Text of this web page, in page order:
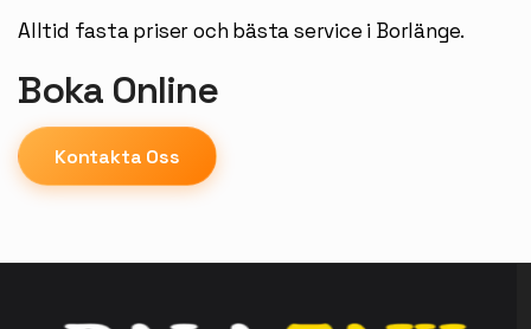
Alltid fasta priser och bästa service i Borlänge.
Boka Online
Kontakta Oss